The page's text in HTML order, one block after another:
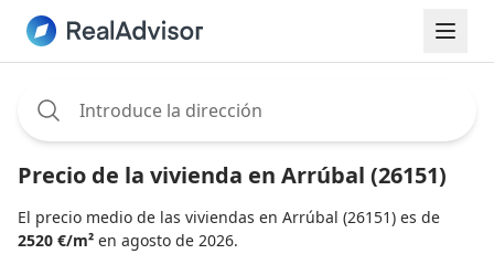
Precio de la vivienda en Arrúbal (26151)
El precio medio de las viviendas en Arrúbal (26151) es de
2520 €/m² en agosto de 2026.